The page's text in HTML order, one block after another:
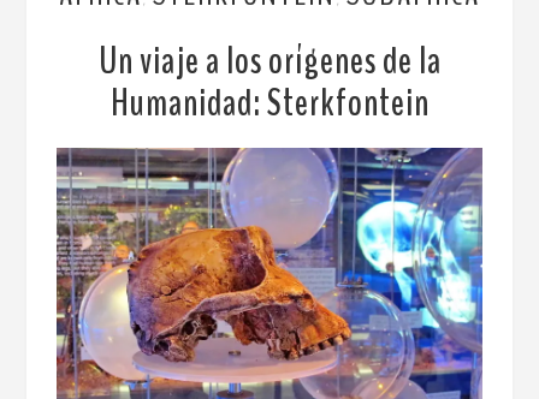
Un viaje a los orígenes de la
Humanidad: Sterkfontein